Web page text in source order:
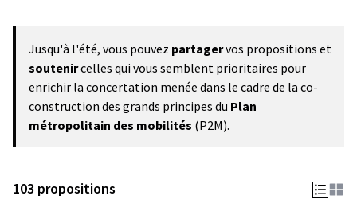
Jusqu'à l'été, vous pouvez partagervos propositions et
soutenircelles qui vous semblent prioritaires pour
enrichir la concertation menée dans le cadre de la co-
construction des grands principes du Plan
métropolitain des mobilités (P2M).
103 propositions